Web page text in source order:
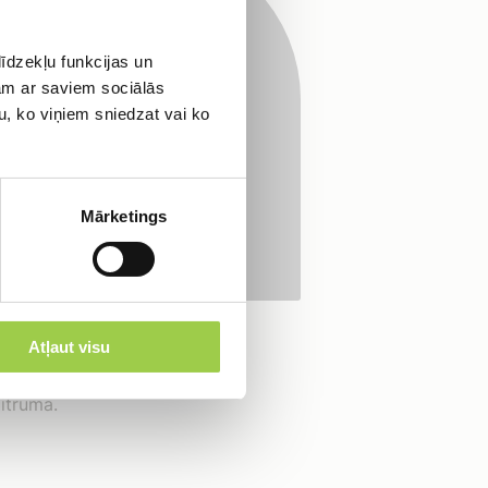
funkcijas un
ar saviem sociālās
ko viņiem sniedzat vai ko
Mārketings
Atļaut visu
un ekspluatāciju.
teritorijām.
vietām.